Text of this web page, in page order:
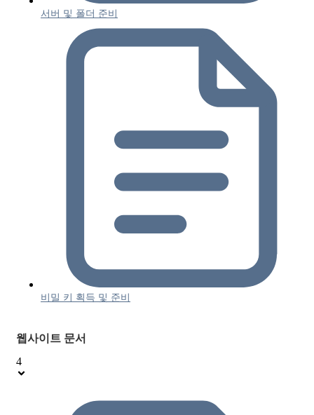
서버 및 폴더 준비
비밀 키 획득 및 준비
웹사이트 문서
4